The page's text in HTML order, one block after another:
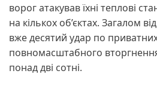
ворог атакував їхні теплові
на кількох об’єктах. Загалом
вже десятий удар по
повномасштабного
понад дві сотні.